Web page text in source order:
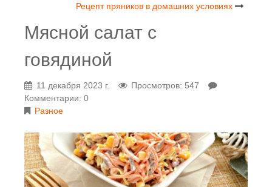
Рецепт пряников в домашних условиях
Мясной салат с
говядиной
11 декабря 2023 г.
Просмотров: 547
Комментарии: 0
Разное